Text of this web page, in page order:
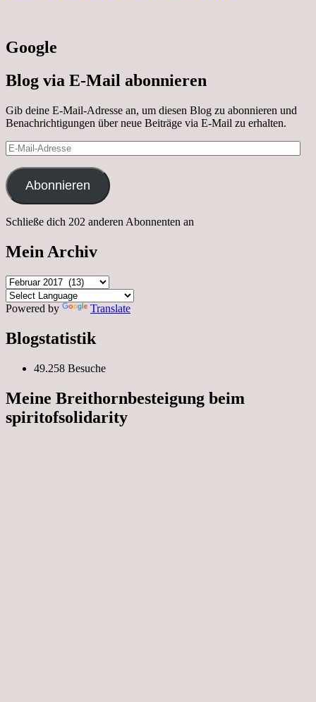
Google
Blog via E-Mail abonnieren
Gib deine E-Mail-Adresse an, um diesen Blog zu abonnieren und
Benachrichtigungen über neue Beiträge via E-Mail zu erhalten.
E-
Mail-
Adresse
Abonnieren
Schließe dich 202 anderen Abonnenten an
Mein Archiv
Mein
Archiv
Powered by
Translate
Blogstatistik
49.258 Besuche
Meine Breithornbesteigung beim
spiritofsolidarity